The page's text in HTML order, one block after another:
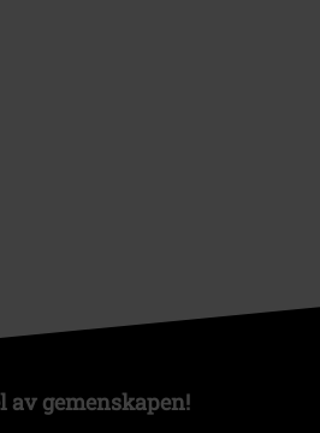
av gemenskapen!